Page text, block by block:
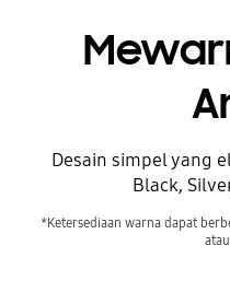
Desain simpel yang
Black,
*Ketersediaan warna dapat